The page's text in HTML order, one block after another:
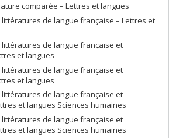
comparée – Lettres et langues
de langue française – Lettres et
de langue française et
et langues
de langue française et
et langues
de langue française et
et langues Sciences humaines
de langue française et
et langues Sciences humaines